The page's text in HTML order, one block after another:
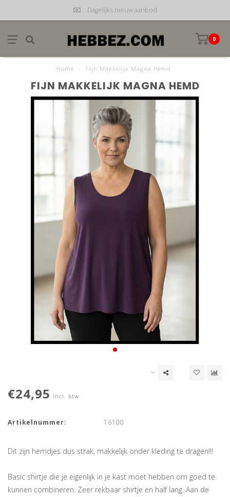
Dagelijks nieuw aanbod
0
Home Fijn Makkelijk Magna Hemd
FIJN MAKKELIJK MAGNA HEMD
€24,95 Incl. btw
Artikelnummer: 16100
Dit zijn hemdjes dus strak, makkelijk onder kleding te dragen!!!
Basic shirtje die je eigenlijk in je kast moet hebben om goed te
kunnen combineren. Zeer rekbaar shirtje en half lang. Aan de